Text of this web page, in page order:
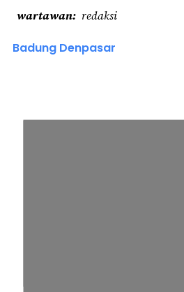
wartawan redaksi
Badung Denpasar